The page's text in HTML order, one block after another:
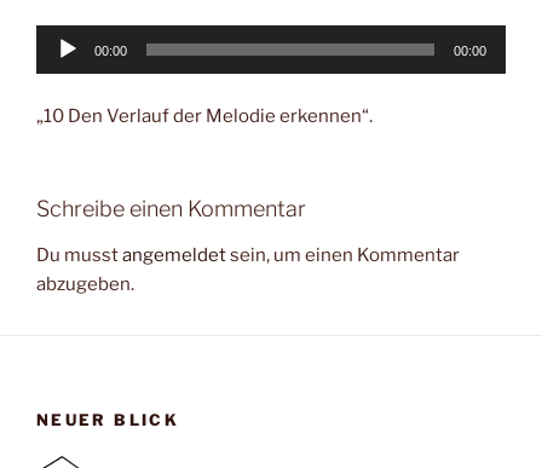
Audio-
00:00 00:00
„10 Den Verlauf der Melodie erkennen“.
Schreibe einen Kommentar
Du musstangemeldetsein, um einen Kommentar
abzugeben.
NEUER BLICK